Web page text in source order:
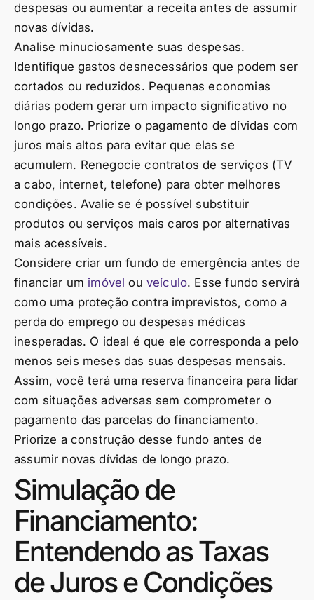
despesas ou aumentar a receita antes de assumir
novas dívidas.
Analise minuciosamente suas despesas.
Identifique gastos desnecessários que podem ser
cortados ou reduzidos. Pequenas economias
diárias podem gerar um impacto significativo no
longo prazo. Priorize o pagamento de dívidas com
juros mais altos para evitar que elas se
acumulem. Renegocie contratos de serviços (TV
a cabo, internet, telefone) para obter melhores
condições. Avalie se é possível substituir
produtos ou serviços mais caros por alternativas
mais acessíveis.
Considere criar um fundo de emergência antes de
financiar um imóvel ou veículo. Esse fundo servirá
como uma proteção contra imprevistos, como a
perda do emprego ou despesas médicas
inesperadas. O ideal é que ele corresponda a pelo
menos seis meses das suas despesas mensais.
Assim, você terá uma reserva financeira para lidar
com situações adversas sem comprometer o
pagamento das parcelas do financiamento.
Priorize a construção desse fundo antes de
assumir novas dívidas de longo prazo.
Simulação de
Financiamento:
Entendendo as Taxas
de Juros e Condições